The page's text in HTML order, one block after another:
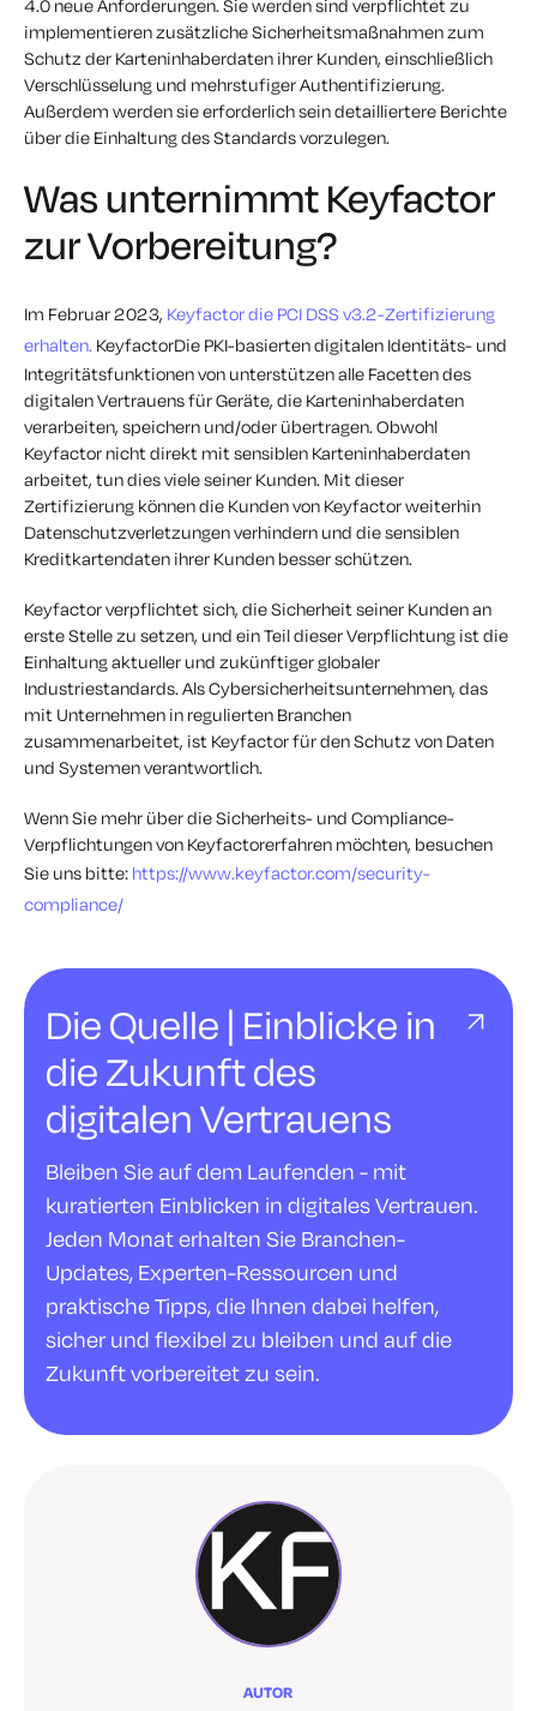
4.0 neue Anforderungen. Sie werdensind verpflichtet zu
implementierenzusätzlicheSicherheitsmaßnahmen zum
Schutz der Karteninhaberdaten ihrer Kunden, einschließlich
Verschlüsselung und mehrstufiger Authentifizierung.
Außerdem werden sieerforderlich seindetailliertere Berichte
über die Einhaltung des Standards vorzulegen.
Was unternimmt Keyfactor
zur Vorbereitung?
Im Februar 2023, Keyfactor die PCI DSS v3.2-Zertifizierung
erhalten. KeyfactorDie PKI-basierten digitalen Identitäts- und
Integritätsfunktionen von unterstützen alle Facetten des
digitalen Vertrauens für Geräte, die Karteninhaberdaten
verarbeiten, speichern und/oder übertragen. Obwohl
Keyfactor nicht direkt mit sensiblen Karteninhaberdaten
arbeitet, tun dies viele seiner Kunden. Mit dieser
Zertifizierung können die Kunden von Keyfactor weiterhin
Datenschutzverletzungen verhindern und die sensiblen
Kreditkartendaten ihrer Kunden besser schützen.
Keyfactor verpflichtet sich, die Sicherheit seiner Kunden an
erste Stelle zu setzen, und ein Teil dieser Verpflichtung ist die
Einhaltung aktueller und zukünftiger globaler
Industriestandards. Als Cybersicherheitsunternehmen, das
mit Unternehmen in regulierten Branchen
zusammenarbeitet, ist Keyfactor für den Schutz von Daten
und Systemen verantwortlich.
Wenn Sie mehr über die Sicherheits- und Compliance-
Verpflichtungen von Keyfactorerfahren möchten, besuchen
Sie uns bitte: https://www.keyfactor.com/security-
compliance/
Die Quelle | Einblicke in
die Zukunft des
digitalen Vertrauens
Bleiben Sie auf dem Laufenden - mit
kuratierten Einblicken in digitales Vertrauen.
Jeden Monat erhalten Sie Branchen-
Updates, Experten-Ressourcen und
praktische Tipps, die Ihnen dabei helfen,
sicher und flexibel zu bleiben und auf die
Zukunft vorbereitet zu sein.
AUTOR